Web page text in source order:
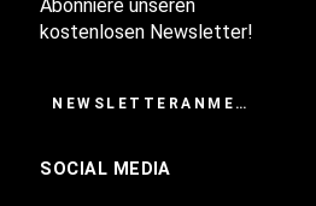
Abonniere unseren
kostenlosen Newsletter!
NEWSLETTERANMELDUNG
SOCIAL MEDIA